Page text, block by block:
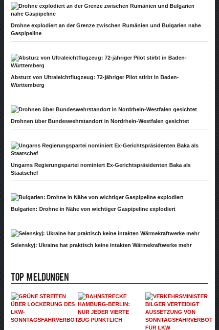
Drohne explodiert an der Grenze zwischen Rumänien und Bulgarien nahe
Gaspipeline
Absturz von Ultraleichtflugzeug: 72-jähriger Pilot stirbt in Baden-
Württemberg
Drohnen über Bundeswehrstandort in Nordrhein-Westfalen gesichtet
Ungarns Regierungspartei nominiert Ex-Gerichtspräsidenten Baka als
Staatschef
Bulgarien: Drohne in Nähe von wichtiger Gaspipeline explodiert
Selenskyj: Ukraine hat praktisch keine intakten Wärmekraftwerke mehr
Top Meldungen